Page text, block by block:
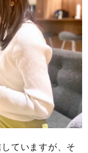
ていますが、そ